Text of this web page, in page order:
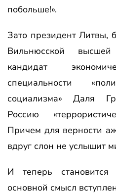
побольше!».
Зато президент Литвы,
Вильнюсской
кандидат
специальности
социализма» Даля
Россию
Причем для верности
вдруг слон не услышит
И теперь становится
основной смысл